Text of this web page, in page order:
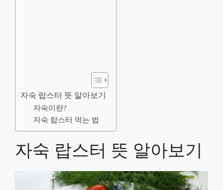
자숙 랍스터 뜻 알아보기
자숙이란?
자숙 랍스터 먹는 법
자숙 랍스터 뜻 알아보기